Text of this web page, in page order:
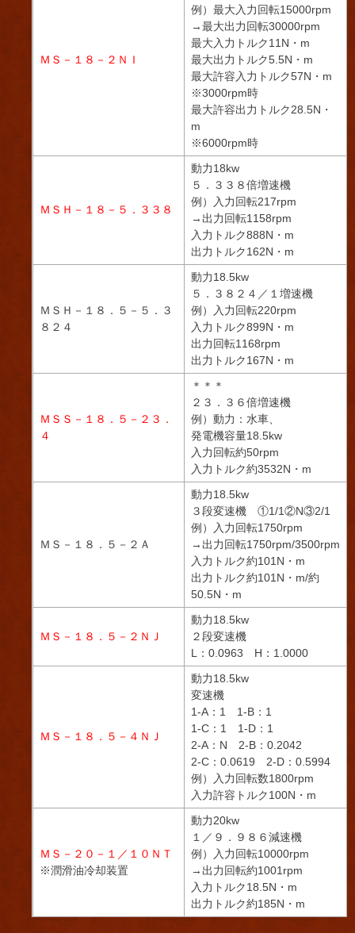
ＭＳ－１８－２ＮＩ
例）最大入力回転15000rpm
→最大出力回転30000rpm
最大入力トルク11N・m
最大出力トルク5.5N・m
最大許容入力トルク57N・m
※3000rpm時
最大許容出力トルク28.5N・
m
※6000rpm時
ＭＳＨ－１８－５．３３８
動力18kw
５．３３８倍増速機
例）入力回転217rpm
→出力回転1158rpm
入力トルク888N・m
出力トルク162N・m
ＭＳＨ－１８．５－５．３
８２４
動力18.5kw
５．３８２４／１増速機
例）入力回転220rpm
入力トルク899N・m
出力回転1168rpm
出力トルク167N・m
ＭＳＳ－１８．５－２３．
４
＊＊＊
２３．３６倍増速機
例）動力：水車、
発電機容量18.5kw
入力回転約50rpm
入力トルク約3532N・m
ＭＳ－１８．５－２Ａ
動力18.5kw
３段変速機 ①1/1②N③2/1
例）入力回転1750rpm
→出力回転1750rpm/3500rpm
入力トルク約101N・m
出力トルク約101N・m/約
50.5N・m
ＭＳ－１８．５－２ＮＪ
動力18.5kw
２段変速機
L：0.0963 H：1.0000
ＭＳ－１８．５－４ＮＪ
動力18.5kw
変速機
1-A：1 1-B：1
1-C：1 1-D：1
2-A：N 2-B：0.2042
2-C：0.0619 2-D：0.5994
例）入力回転数1800rpm
入力許容トルク100N・m
ＭＳ－２０－１／１０ＮＴ
※潤滑油冷却装置
動力20kw
１／９．９８６減速機
例）入力回転10000rpm
→出力回転約1001rpm
入力トルク18.5N・m
出力トルク約185N・m